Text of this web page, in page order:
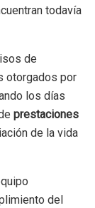
todavía
de
otorgados por
los días
prestaciones
de la vida
del